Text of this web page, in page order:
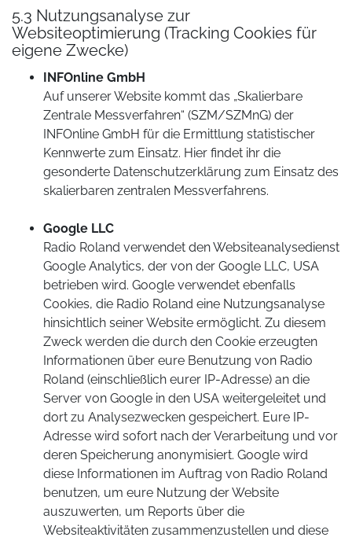
5.3 Nutzungsanalyse zur
Websiteoptimierung (Tracking Cookies für
eigene Zwecke)
INFOnline GmbH
Auf unserer Website kommt das „Skalierbare
Zentrale Messverfahren“ (SZM/SZMnG) der
INFOnline GmbH für die Ermittlung statistischer
Kennwerte zum Einsatz. Hier findet ihr die
gesonderte Datenschutzerklärung zum Einsatz des
skalierbaren zentralen Messverfahrens.
Google LLC
Radio Roland verwendet den Websiteanalysedienst
Google Analytics, der von der Google LLC, USA
betrieben wird. Google verwendet ebenfalls
Cookies, die Radio Roland eine Nutzungsanalyse
hinsichtlich seiner Website ermöglicht. Zu diesem
Zweck werden die durch den Cookie erzeugten
Informationen über eure Benutzung von Radio
Roland (einschließlich eurer IP-Adresse) an die
Server von Google in den USA weitergeleitet und
dort zu Analysezwecken gespeichert. Eure IP-
Adresse wird sofort nach der Verarbeitung und vor
deren Speicherung anonymisiert. Google wird
diese Informationen im Auftrag von Radio Roland
benutzen, um eure Nutzung der Website
auszuwerten, um Reports über die
Websiteaktivitäten zusammenzustellen und diese